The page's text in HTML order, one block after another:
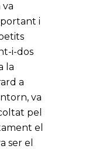
i
i-dos
la
a
va
pel
el
ser el